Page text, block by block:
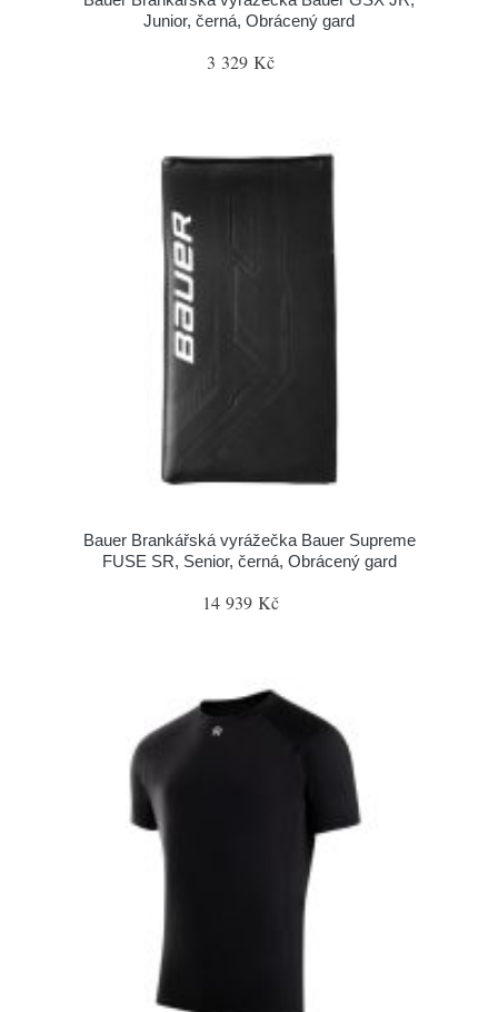
Junior, černá, Obrácený gard
3 329 Kč
Bauer Brankářská vyrážečka Bauer Supreme
FUSE SR, Senior, černá, Obrácený gard
14 939 Kč